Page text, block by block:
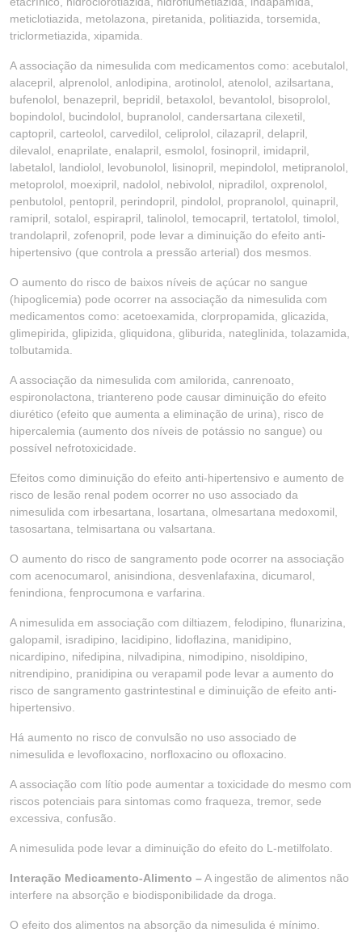
meticlotiazida, metolazona, piretanida, politiazida, torsemida,
triclormetiazida, xipamida.
A associação da nimesulida com medicamentos como: acebutalol,
alacepril, alprenolol, anlodipina, arotinolol, atenolol, azilsartana,
bufenolol, benazepril, bepridil, betaxolol, bevantolol, bisoprolol,
bopindolol, bucindolol, bupranolol, candersartana cilexetil,
captopril, carteolol, carvedilol, celiprolol, cilazapril, delapril,
dilevalol, enaprilate, enalapril, esmolol, fosinopril, imidapril,
labetalol, landiolol, levobunolol, lisinopril, mepindolol, metipranolol,
metoprolol, moexipril, nadolol, nebivolol, nipradilol, oxprenolol,
penbutolol, pentopril, perindopril, pindolol, propranolol, quinapril,
ramipril, sotalol, espirapril, talinolol, temocapril, tertatolol, timolol,
trandolapril, zofenopril, pode levar a diminuição do efeito anti-
hipertensivo (que controla a pressão arterial) dos mesmos.
O aumento do risco de baixos níveis de açúcar no sangue
(hipoglicemia) pode ocorrer na associação da nimesulida com
medicamentos como: acetoexamida, clorpropamida, glicazida,
glimepirida, glipizida, gliquidona, gliburida, nateglinida, tolazamida,
tolbutamida.
A associação da nimesulida com amilorida, canrenoato,
espironolactona, triantereno pode causar diminuição do efeito
diurético (efeito que aumenta a eliminação de urina), risco de
hipercalemia (aumento dos níveis de potássio no sangue) ou
possível nefrotoxicidade.
Efeitos como diminuição do efeito anti-hipertensivo e aumento de
risco de lesão renal podem ocorrer no uso associado da
nimesulida com irbesartana, losartana, olmesartana medoxomil,
tasosartana, telmisartana ou valsartana.
O aumento do risco de sangramento pode ocorrer na associação
com acenocumarol, anisindiona, desvenlafaxina, dicumarol,
fenindiona, fenprocumona e varfarina.
A nimesulida em associação com diltiazem, felodipino, flunarizina,
galopamil, isradipino, lacidipino, lidoflazina, manidipino,
nicardipino, nifedipina, nilvadipina, nimodipino, nisoldipino,
nitrendipino, pranidipina ou verapamil pode levar a aumento do
risco de sangramento gastrintestinal e diminuição de efeito anti-
hipertensivo.
Há aumento no risco de convulsão no uso associado de
nimesulida e levofloxacino, norfloxacino ou ofloxacino.
A associação com lítio pode aumentar a toxicidade do mesmo com
riscos potenciais para sintomas como fraqueza, tremor, sede
excessiva, confusão.
A nimesulida pode levar a diminuição do efeito do L-metilfolato.
Interação Medicamento-Alimento –A ingestão de alimentos não
interfere na absorção e biodisponibilidade da droga.
O efeito dos alimentos na absorção da nimesulida é mínimo.